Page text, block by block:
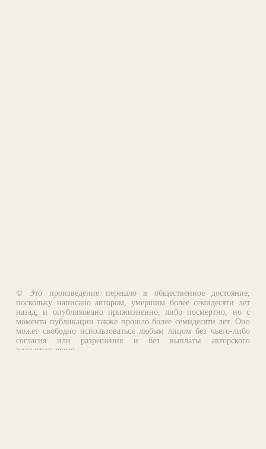
© Это произведение перешло в общественное достояние,
поскольку написано автором, умершим более семидесяти лет
назад, и опубликовано прижизненно, либо посмертно, но с
момента публикации также прошло более семидесяти лет. Оно
может свободно использоваться любым лицом без чьего-либо
согласия или разрешения и без выплаты авторского
вознаграждения.